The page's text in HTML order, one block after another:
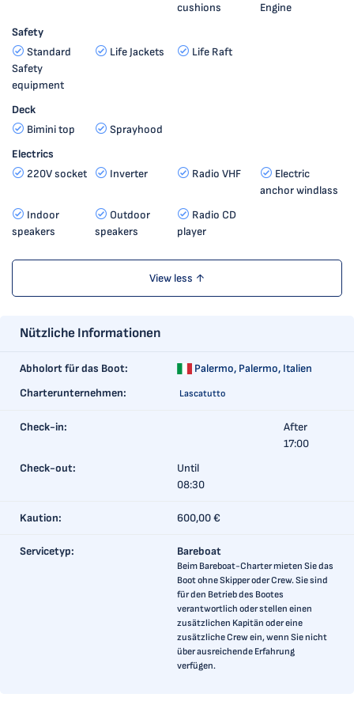
cushions
Engine
Safety
Standard
Safety
equipment
Life Jackets Life Raft
Deck
Bimini top
Sprayhood
Electrics
220V socket
Inverter Radio VHF
Electric
anchor windlass
Indoor
speakers
Outdoor
speakers
Radio CD
player
View less ↑
Nützliche Informationen
Abholort für das Boot: Palermo, Palermo, Italien
Charterunternehmen:
Lascatutto
Check-in:
After
17:00
Check-out:
Until
08:30
Kaution: 600,00 €
Servicetyp: Bareboat
Beim Bareboat-Charter mieten Sie das
Boot ohne Skipper oder Crew. Sie sind
für den Betrieb des Bootes
verantwortlich oder stellen einen
zusätzlichen Kapitän oder eine
zusätzliche Crew ein, wenn Sie nicht
über ausreichende Erfahrung
verfügen.